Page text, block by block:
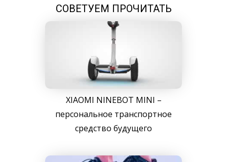
СОВЕТУЕМ ПРОЧИТАТЬ
XIAOMI NINEBOT MINI –
персональное транспортное
средство будущего